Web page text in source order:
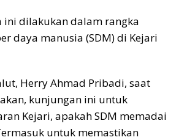
ini dilakukan dalam rangka
daya manusia (SDM) di Kejari
Herry Ahmad Pribadi, saat
kunjungan ini untuk
Kejari, apakah SDM memadai
untuk memastikan